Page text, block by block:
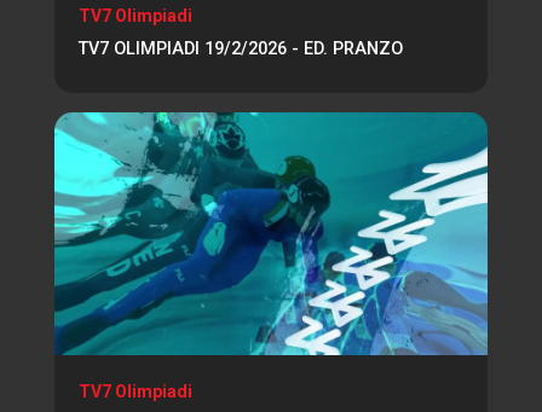
TV7 Olimpiadi
TV7 OLIMPIADI 19/2/2026 - ED. PRANZO
TV7 Olimpiadi